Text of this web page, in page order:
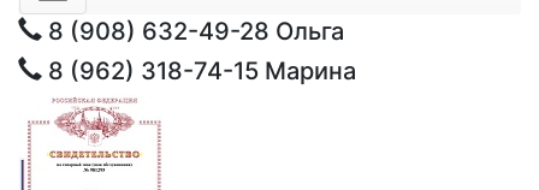
8 (908) 632-49-28 Ольга
8 (962) 318-74-15 Марина